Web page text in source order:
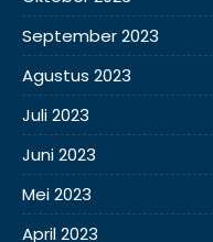
September 2023
Agustus 2023
Juli 2023
Juni 2023
Mei 2023
April 2023